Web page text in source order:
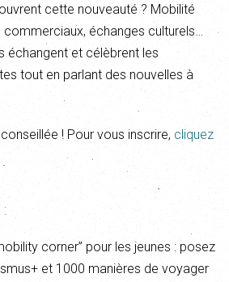
cette nouveauté ? Mobilité
commerciaux, échanges culturels…
échangent et célèbrent les
tout en parlant des nouvelles à
! Pour vous inscrire, cliquez
corner” pour les jeunes : posez
et 1000 manières de voyager